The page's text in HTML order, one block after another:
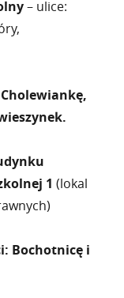
– ulice:
1 (lokal
Bochotnicę i